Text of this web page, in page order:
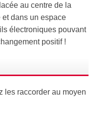
au centre de la
dans un espace
électroniques pouvant
positif !
les raccorder au moyen